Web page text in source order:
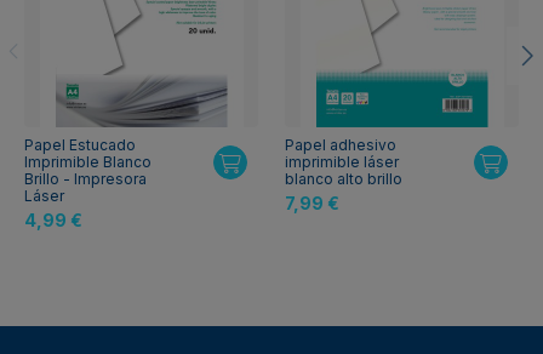
Papel Estucado
Imprimible Blanco
Brillo - Impresora
Láser
4,99 €
Papel adhesivo
imprimible láser
blanco alto brillo
7,99 €